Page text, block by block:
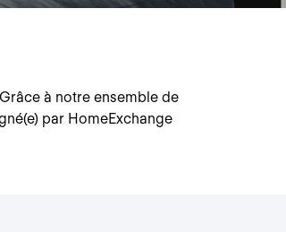
à notre ensemble de
par HomeExchange